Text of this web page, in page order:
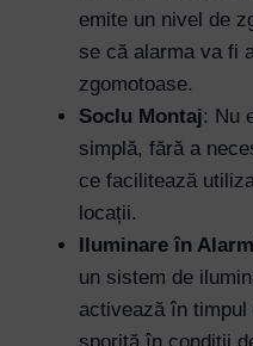
emite un nivel de
se că alarma va fi
zgomotoase.
Soclu Montaj: Nu
simplă, fără a
ce facilitează
locații.
Iluminare în
un sistem de
activează în
sporită în condiții